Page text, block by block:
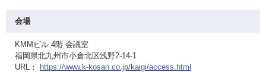
会場
KMMビル 4階 会議室
福岡県北九州市小倉北区浅野2-14-1
URL：
https://www.k-kosan.co.jp/kaigi/access.html